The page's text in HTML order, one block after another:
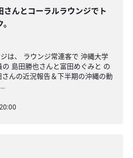
さんとコーラルラウンジでト
は、 ラウンジ常連客で 沖縄大学
島田勝也さんと富田めぐみと の
んの近況報告＆下半期の沖縄の動